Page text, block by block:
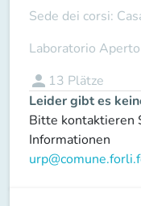
Sede dei corsi:
Laboratorio
person 13 Plätze
Leider gibt es
Bitte kontaktieren
Informationen